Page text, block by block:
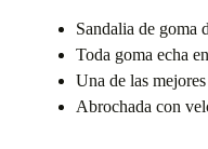
Sandalia de goma
Toda goma echa
Una de las
Abrochada con